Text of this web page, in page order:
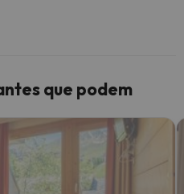
que podem